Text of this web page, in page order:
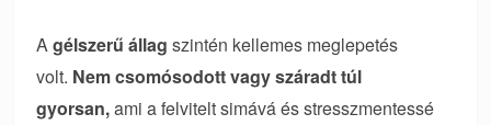
Agélszerű állagszintén kellemes meglepetés
volt. Nem csomósodott vagy száradt túl
gyorsan,ami a felvitelt simává és stresszmentessé